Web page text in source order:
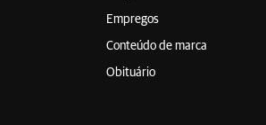
Empregos
Conteúdo de marca
Obituário